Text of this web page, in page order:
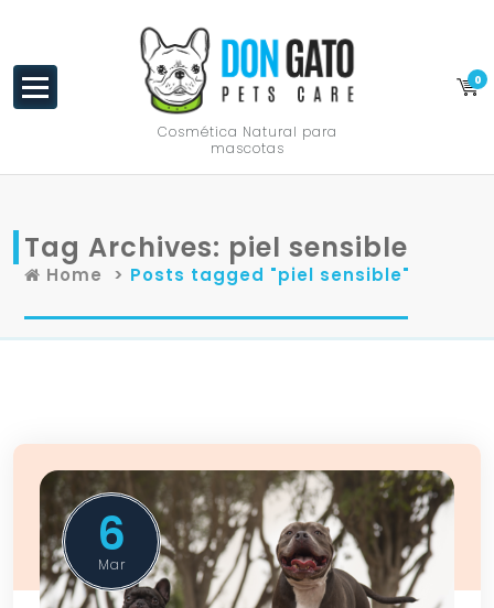
Cosmética Natural para
mascotas
0
Tag Archives: piel sensible
Home > Posts tagged "piel sensible"
6
Mar